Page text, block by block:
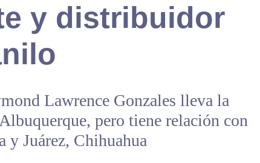
y distribuidor
Lawrence Gonzales lleva la
pero tiene relación con
y Juárez, Chihuahua